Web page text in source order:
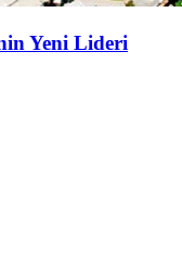
Yeni Lideri